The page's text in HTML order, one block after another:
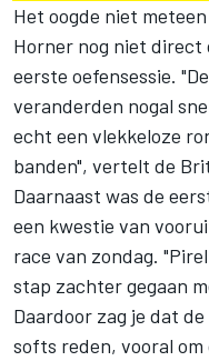
Het oogde niet
Horner nog niet direct
eerste oefensessie.
veranderden nogal
echt een vlekkeloze
banden", vertelt de
Daarnaast was de
een kwestie van
race van zondag.
stap zachter gegaan
Daardoor zag je dat
softs reden, vooral